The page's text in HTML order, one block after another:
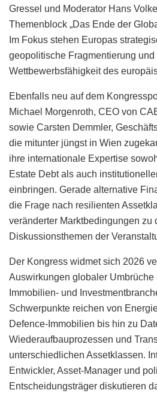
Gressel und Moderator Hans
Themenblock „Das Ende der
Im Fokus stehen Europas
geopolitische Fragmentierung und
Wettbewerbsfähigkeit des
Ebenfalls neu auf dem
Michael Morgenroth, CEO von
sowie Carsten Demmler,
die mitunter jüngst in Wien
ihre internationale Expertise
Estate Debt als auch
einbringen. Gerade alternative
die Frage nach resilienten
veränderter Marktbedingungen zu
Diskussionsthemen der
Der Kongress widmet sich 2026
Auswirkungen globaler
Immobilien- und
Schwerpunkte reichen von
Defence-Immobilien bis hin zu
Wiederaufbauprozessen und
unterschiedlichen Assetklassen.
Entwickler, Asset-Manager und
Entscheidungsträger diskutieren